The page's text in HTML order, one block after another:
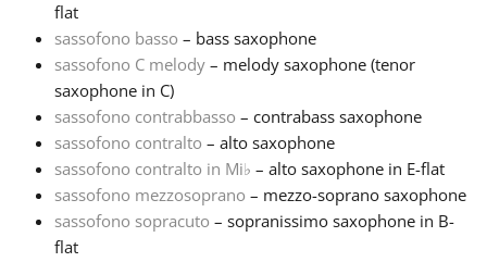
日本語
Polski
flat
sassofono basso – bass saxophone
sassofono C melody – melody saxophone (tenor
saxophone in C)
sassofono contrabbasso – contrabass saxophone
sassofono contralto – alto saxophone
sassofono contralto in Mi♭ – alto saxophone in E-flat
sassofono mezzosoprano – mezzo-soprano saxophone
sassofono sopracuto – sopranissimo saxophone in B-
flat